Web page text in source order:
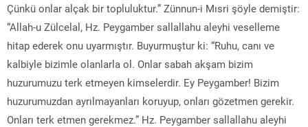
Çünkü onlar alçak bir topluluktur.” Zünnun-i Mısri şöyle demiştir:
“Allah-u Zülcelal, Hz. Peygamber sallallahu aleyhi veselleme
hitap ederek onu uyarmıştır. Buyurmuştur ki: “Ruhu, canı ve
kalbiyle bizimle olanlarla ol. Onlar sabah akşam bizim
huzurumuzu terk etmeyen kimselerdir. Ey Peygamber! Bizim
huzurumuzdan ayrılmayanları koruyup, onları gözetmen gerekir.
Onları terk etmen gerekmez.” Hz. Peygamber sallallahu aleyhi